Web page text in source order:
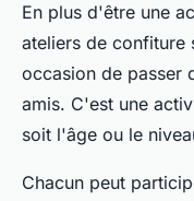
En plus d'être une
ateliers de confiture
occasion de passer
amis. C'est une
soit l'âge ou le
Chacun peut